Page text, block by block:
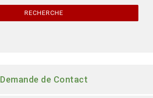
RECHERCHE
Demande de Contact